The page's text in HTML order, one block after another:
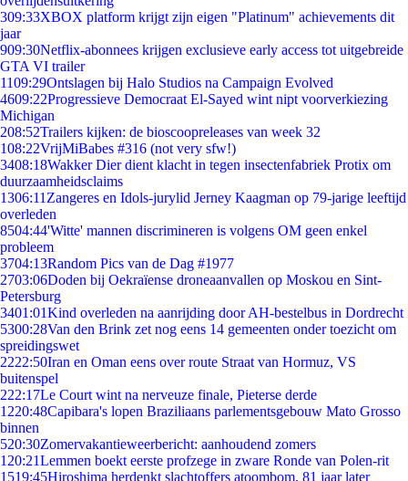
309:33XBOX platform krijgt zijn eigen "Platinum" achievements dit
jaar
909:30Netflix-abonnees krijgen exclusieve early access tot uitgebreide
GTA VI trailer
1109:29Ontslagen bij Halo Studios na Campaign Evolved
4609:22Progressieve Democraat El-Sayed wint nipt voorverkiezing
Michigan
208:52Trailers kijken: de bioscoopreleases van week 32
108:22VrijMiBabes #316 (not very sfw!)
3408:18Wakker Dier dient klacht in tegen insectenfabriek Protix om
duurzaamheidsclaims
1306:11 Zangeres en Idols-jurylid Jerney Kaagman op 79-jarige leeftijd
overleden
8504:44'Witte' mannen discrimineren is volgens OM geen enkel
probleem
3704:13Random Pics van de Dag #1977
2703:06Doden bij Oekraïense droneaanvallen op Moskou en Sint-
Petersburg
3401:01Kind overleden na aanrijding door AH-bestelbus in Dordrecht
5300:28Van den Brink zet nog eens 14 gemeenten onder toezicht om
spreidingswet
2222:50Iran en Oman eens over route Straat van Hormuz, VS
buitenspel
222:17Le Court wint na nerveuze finale, Pieterse derde
1220:48Capibara's lopen Braziliaans parlementsgebouw Mato Grosso
binnen
520:30Zomervakantieweerbericht: aanhoudend zomers
1 20:21Lemmen boekt eerste profzege in zware Ronde van Polen-rit
1519:45Hiroshima herdenkt slachtoffers atoombom, 81 jaar later